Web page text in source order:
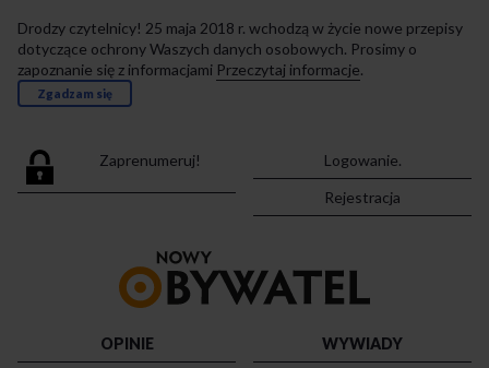
Drodzy czytelnicy! 25 maja 2018 r. wchodzą w życie nowe przepisy
dotyczące ochrony Waszych danych osobowych. Prosimy o
zapoznanie się z informacjami Przeczytaj informacje.
Zgadzam się
Zaprenumeruj!
Logowanie.
Rejestracja
strony
OPINIE
WYWIADY